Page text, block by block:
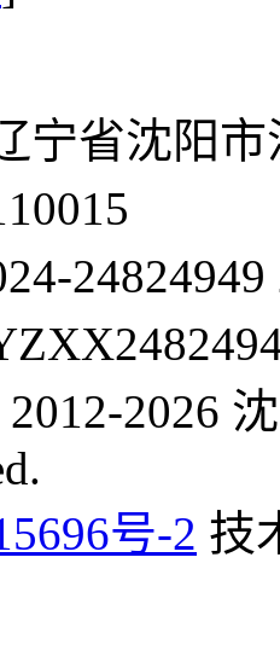
宁省沈阳
24824949
2012-2026
号-2 技